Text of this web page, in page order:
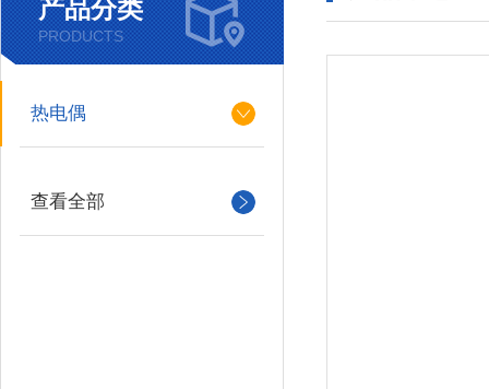
产品分类
PRODUCTS
热电偶
查看全部